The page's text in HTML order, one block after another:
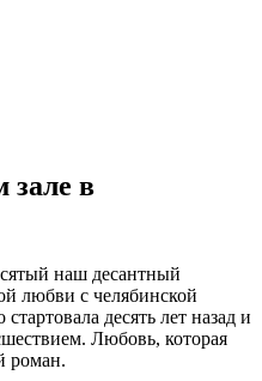
зале в
наш десантный
любви с челябинской
десять лет назад и
Любовь, которая
роман.